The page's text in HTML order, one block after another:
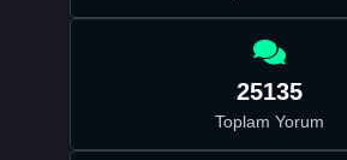
25135
Toplam Yorum